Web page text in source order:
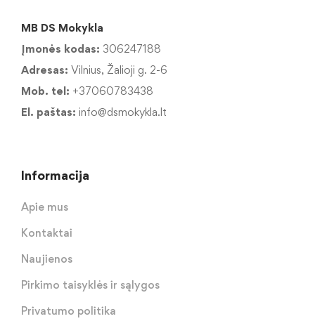
MB DS Mokykla
Įmonės kodas: 306247188
Adresas: Vilnius, Žalioji g. 2-6
Mob. tel: +37060783438
El. paštas: info@dsmokykla.lt
Informacija
Apie mus
Kontaktai
Naujienos
Pirkimo taisyklės ir sąlygos
Privatumo politika